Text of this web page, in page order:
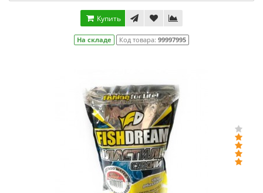
Купить
На складе Код товара: 99997995